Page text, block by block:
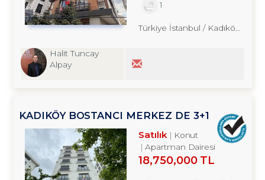
1
Halit Tuncay
Alpay
KADIKÖY BOSTANCI MERKEZ DE 3+1
SATILIK DAİRE TROYKADAN
Satılık
Konut
Apartman Dairesi
18,750,000 TL